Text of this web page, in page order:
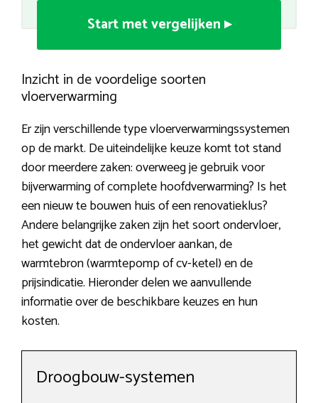
Start met vergelijken ▸
Inzicht in de voordelige soorten
vloerverwarming
Er zijn verschillende type vloerverwarmingssystemen
op de markt. De uiteindelijke keuze komt tot stand
door meerdere zaken: overweeg je gebruik voor
bijverwarming of complete hoofdverwarming? Is het
een nieuw te bouwen huis of een renovatieklus?
Andere belangrijke zaken zijn het soort ondervloer,
het gewicht dat de ondervloer aankan, de
warmtebron (warmtepomp of cv-ketel) en de
prijsindicatie. Hieronder delen we aanvullende
informatie over de beschikbare keuzes en hun
kosten.
Droogbouw-systemen